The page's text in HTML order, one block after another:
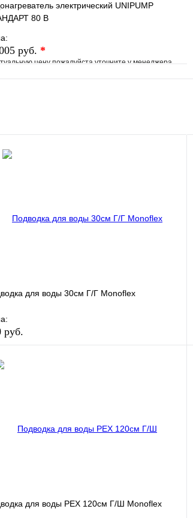
электрический UNIPUMP
80 В
руб. *
цену пожалуйста уточните у менеджера
избранное Сравнение
В корзину
для воды 30см Г/Г Monoflex
руб.
в 1 клик
для воды РЕХ 120см Г/Ш Monoflex